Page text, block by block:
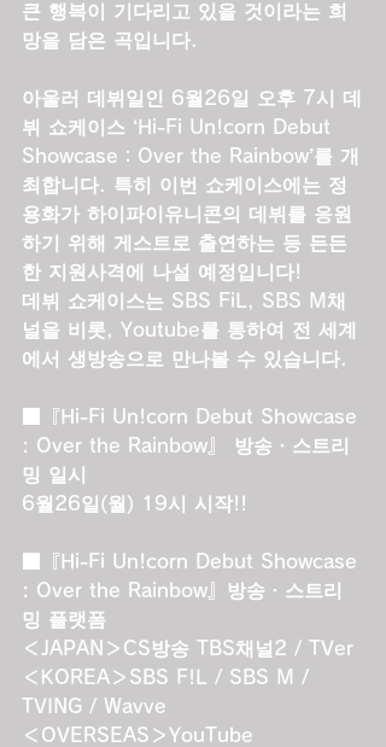
큰 행복이 기다리고 있을 것이라는 희
망을 담은 곡입니다.
아울러 데뷔일인 6월26일 오후 7시 데
뷔 쇼케이스 ‘Hi-Fi Un!corn Debut
Showcase：Over the Rainbow’를 개
최합니다. 특히 이번 쇼케이스에는 정
용화가 하이파이유니콘의 데뷔를 응원
하기 위해 게스트로 출연하는 등 든든
한 지원사격에 나설 예정입니다!
데뷔 쇼케이스는 SBS FiL, SBS M채
널을 비롯, Youtube를 통하여 전 세계
에서 생방송으로 만나볼 수 있습니다.
■『Hi-Fi Un!corn Debut Showcase
: Over the Rainbow』 방송・스트리
밍 일시
6월26일(월) 19시 시작!!
■『Hi-Fi Un!corn Debut Showcase
: Over the Rainbow』방송・스트리
밍 플랫폼
＜JAPAN＞CS방송 TBS채널2 / TVer
＜KOREA＞SBS F!L / SBS M /
TVING / Wavve
＜OVERSEAS＞YouTube